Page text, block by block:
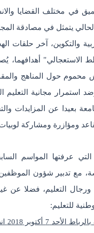
وبعد التداول العميق في
بمنظومة التربية
الاستعجالي"
حول المناهج
استمرار مجانية
بعيدا عن المزايدات
ومؤازرة ومشاركة
التي عرفتها المواسم
مع تدبير شؤون
ورجال التعليم،
للتعليم: